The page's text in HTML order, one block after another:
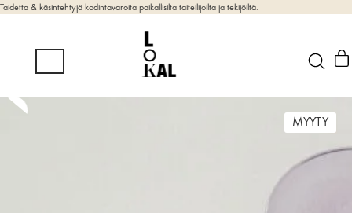
Taidetta & käsintehtyjä kodintavaroita paikallisilta taiteilijoilta ja tekijöiltä.
MYYTY